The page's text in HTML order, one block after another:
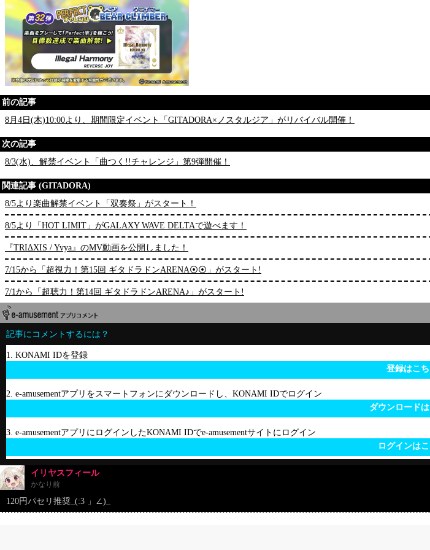
前の記事
8月4日(木)10:00より、期間限定イベント「GITADORA×ノスタルジア」がリバイバル開催！
次の記事
8/3(水)、解禁イベント「曲つく!!チャレンジ」第9弾開催！
関連記事 (GITADORA)
8/5より楽曲解禁イベント「双奏祭」がスタート！
8/5より「HOT LIMIT」がGALAXY WAVE DELTAで遊べます！
『TRIΔXIS / Yvya』のMV動画を公開しました！
7/15から「超視力！第15回 ギタドラドンARENA⦿⦿」がスタート!
7/1から「超聴力！第14回 ギタドラドンARENA♪」がスタート!
記事にコメントするには？
1. KONAMI IDを登録
登録はこ
2. e-amusementアプリをスマートフォンにダウンロードし、KONAMI IDでログイン
ダウンロード
3. e-amusementアプリにログインしたKONAMI IDでe-amusementサイトにログイン
ログインは
イリヤスフィール
かなり前
120円パセリ推奨_(:3 」∠)_